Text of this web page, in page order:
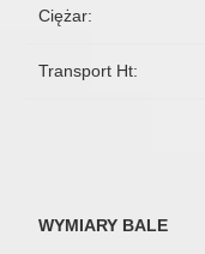
Ciężar:
Transport Ht:
WYMIARY